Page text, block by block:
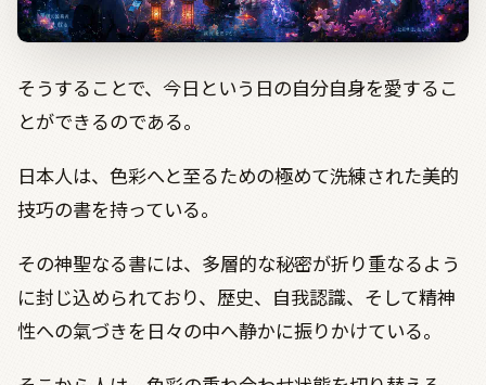
そうすることで、今日という日の自分自身を愛するこ
とができるのである。
日本人は、色彩へと至るための極めて洗練された美的
技巧の書を持っている。
その神聖なる書には、多層的な秘密が折り重なるよう
に封じ込められており、歴史、自我認識、そして精神
性への氣づきを日々の中へ静かに振りかけている。